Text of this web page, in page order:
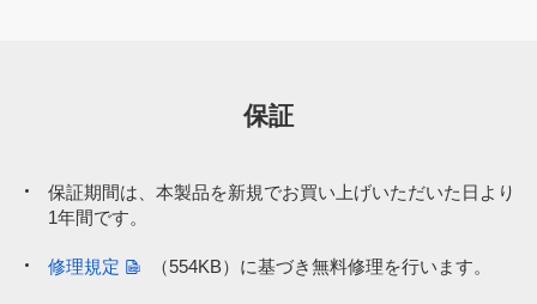
保証
保証期間は、本製品を新規でお買い上げいただいた日より
1年間です。
修理規定 （554KB） に基づき無料修理を行います。